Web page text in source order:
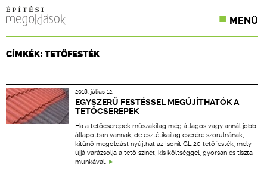
MENÜ
KONFERENCIÁK
CPR TERMÉKKIÍRÁS
ÉPÍTÉSI JOG
ONLINE KÉPZÉSEK
CÍMKÉK: TETŐFESTÉK
2018. július 12.
EGYSZERŰ FESTÉSSEL MEGÚJÍTHATÓK A
TETŐCSEREPEK
Ha a tetőcserepek műszakilag még átlagos vagy annál jobb
állapotban vannak, de esztétikailag cserére szorulnának,
kitűnő megoldást nyújthat az Isonit GL 20 tetőfesték, mely
újjá varázsolja a tető színét, kis költséggel, gyorsan és tiszta
munkával.